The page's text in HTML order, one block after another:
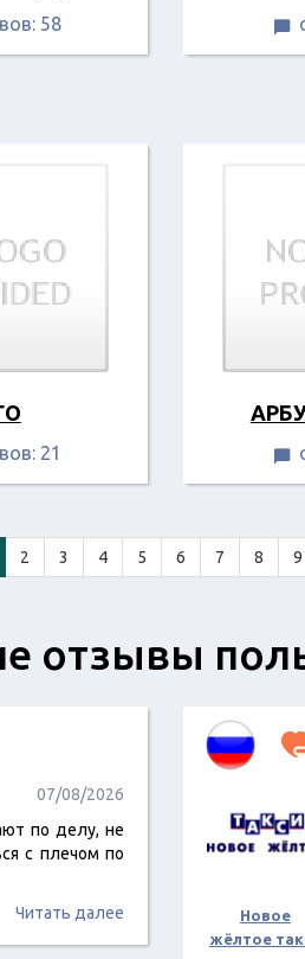
58 
21 
2 3 4 5 6 7 8 9
отзывы
07/08/2026
по делу, не
с плечом по
Читать далее
Новое
жёлтое